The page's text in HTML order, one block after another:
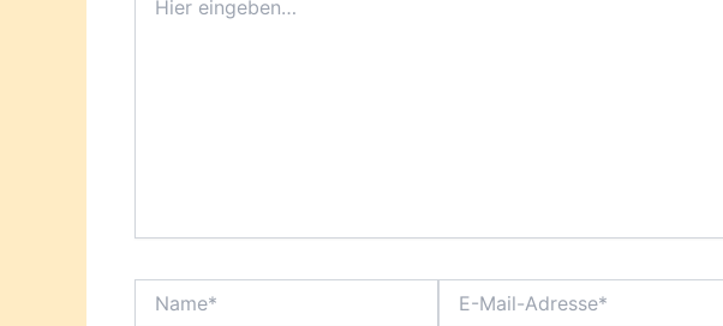
eingeben…
Mail-